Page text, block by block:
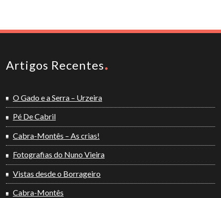
Artigos Recentes
O Gado e a Serra – Urzeira
Pé De Cabril
Cabra-Montês – As crias!
Fotografias do Nuno Vieira
Vistas desde o Borrageiro
Cabra-Montês